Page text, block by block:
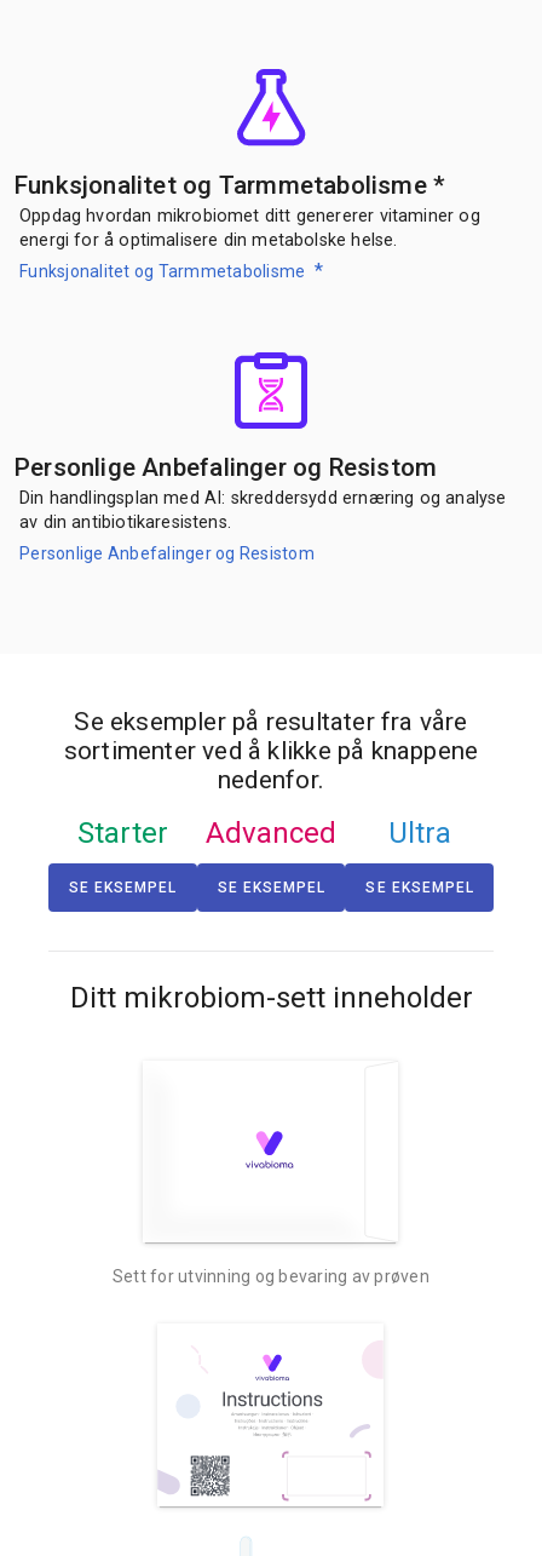
Funksjonalitet og Tarmmetabolisme*
Oppdag hvordan mikrobiomet ditt genererer vitaminer og
energi for å optimalisere din metabolske helse.
Funksjonalitet og Tarmmetabolisme *
Personlige Anbefalinger og Resistom
Din handlingsplan med AI: skreddersydd ernæring og analyse
av din antibiotikaresistens.
Personlige Anbefalinger og Resistom
Se eksempler på resultater fra våre
sortimenter ved å klikke på knappene
nedenfor.
Starter
SE EKSEMPEL
Advanced
SE EKSEMPEL
Ultra
SE EKSEMPEL
Ditt mikrobiom-sett inneholder
Sett for utvinning og bevaring av prøven